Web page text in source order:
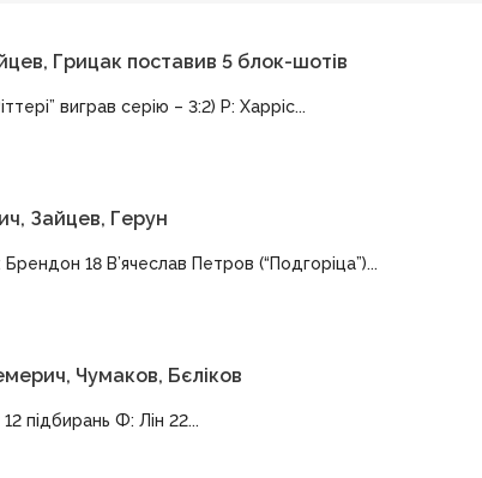
Грицак поставив 5 блок-шотів
виграв серію – 3:2) Р: Харріс...
Зайцев, Герун
18 В’ячеслав Петров (“Подгоріца”)...
Чумаков, Бєліков
підбирань Ф: Лін 22...